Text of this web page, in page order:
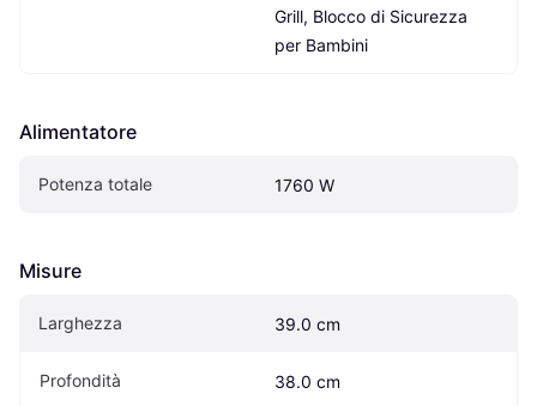
Grill, Blocco di Sicurezza
per Bambini
Alimentatore
Potenza totale 1760 W
Misure
Larghezza 39.0 cm
Profondità 38.0 cm